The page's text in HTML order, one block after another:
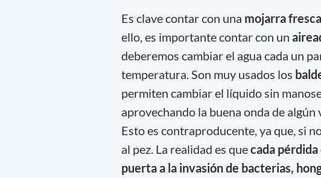
Es clave contar con una mojarra fresca
ello, es importante contar con un
deberemos cambiar el agua cada un
temperatura. Son muy usados los
permiten cambiar el líquido sin
aprovechando la buena onda de algún
Esto es contraproducente, ya que, si
al pez. La realidad es quecada pérdida
puerta a la invasión de bacterias,